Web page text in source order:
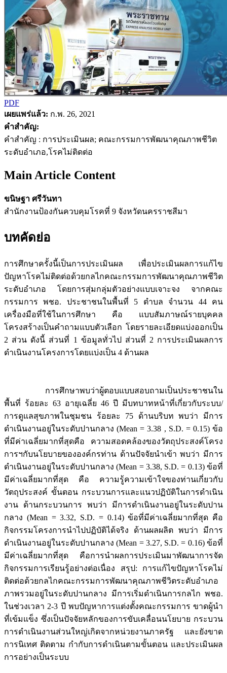
PDF
เผยแพร่แล้ว: ก.พ. 26, 2021
คำสำคัญ:
คำสำคัญ : การประเมินผล; คณะกรรมการพัฒนาคุณภาพชีวิต
ระดับอำเภอ,โรคไม่ติดต่อ
Main Article Content
ขนิษฐา ศรีวันทา
สำนักงานป้องกันควบคุมโรคที่ 9 จังหวัดนครราชสีมา
บทคัดย่อ
การศึกษาครั้งนี้เป็นการประเมินผล เพื่อประเมินผลการแก้ไข
ปัญหาโรคไม่ติดต่อด้วยกลไกคณะกรรมการพัฒนาคุณภาพชีวิต
ระดับอำเภอ โดยการสุ่มกลุ่มตัวอย่างแบบเจาะจง จากคณะ
กรรมการ พชอ. ประชาชนในพื้นที่ 5 ตำบล จำนวน 44 คน
เครื่องมือที่ใช้ในการศึกษา คือ แบบสัมภาษณ์รายบุคคล
โครงสร้างเป็นคำถามแบบตัวเลือก โดยรายละเอียดแบ่งออกเป็น
2 ส่วน ดังนี้ ส่วนที่ 1 ข้อมูลทั่วไป ส่วนที่ 2 การประเมินผลการ
ดำเนินงานโครงการโดยแบ่งเป็น 4 ด้านผล
การศึกษาพบว่าผู้ตอบแบบสอบถามเป็นประชาชนใน
พื้นที่ ร้อยละ 63 อายุเฉลี่ย 46 ปี มีบทบาทหน้าที่เกี่ยวกับระบบ/
การดูแลสุขภาพในชุมชน ร้อยละ 75 ด้านบริบท พบว่า มีการ
ดำเนินงานอยู่ในระดับปานกลาง (Mean = 3.38 , S.D. = 0.15) ข้อ
ที่มีค่าเฉลี่ยมากที่สุดคือ ความสอดคล้องของวัตถุประสงค์โครง
การฯกับนโยบายขององค์กรท่าน ด้านปัจจัยนำเข้า พบว่า มีการ
ดำเนินงานอยู่ในระดับปานกลาง (Mean = 3.38, S.D. = 0.13) ข้อที่
มีค่าเฉลี่ยมากที่สุด คือ ความรู้ความเข้าใจของท่านเกี่ยวกับ
วัตถุประสงค์ ขั้นตอน กระบวนการและแนวปฏิบัติในการดำเนิน
งาน ด้านกระบวนการ พบว่า มีการดำเนินงานอยู่ในระดับปาน
กลาง (Mean = 3.32, S.D. = 0.14) ข้อที่มีค่าเฉลี่ยมากที่สุด คือ
กิจกรรมโครงการนำไปปฏิบัติได้จริง ด้านผลผลิต พบว่า มีการ
ดำเนินงานอยู่ในระดับปานกลาง (Mean = 3.27, S.D. = 0.16) ข้อที่
มีค่าเฉลี่ยมากที่สุด คือการนำผลการประเมินมาพัฒนาการจัด
กิจกรรมการเรียนรู้อย่างต่อเนื่อง สรุป: การแก้ไขปัญหาโรคไม่
ติดต่อด้วยกลไกคณะกรรมการพัฒนาคุณภาพชีวิตระดับอำเภอ
ภาพรวมอยู่ในระดับปานกลาง มีการเริ่มดำเนินการกลไก พชอ.
ในช่วงเวลา 2-3 ปี พบปัญหาการแต่งตั้งคณะกรรมการ ขาดผู้นำ
ที่เข้มแข็ง ซึ่งเป็นปัจจัยหลักของการขับเคลื่อนนโยบาย กระบวน
การดําเนินงานส่วนใหญ่เกิดจากหน่วยงานภาครัฐ และยังขาด
การนิเทศ ติดตาม กำกับการดำเนินตามขั้นตอน และประเมินผล
การอย่างเป็นระบบ